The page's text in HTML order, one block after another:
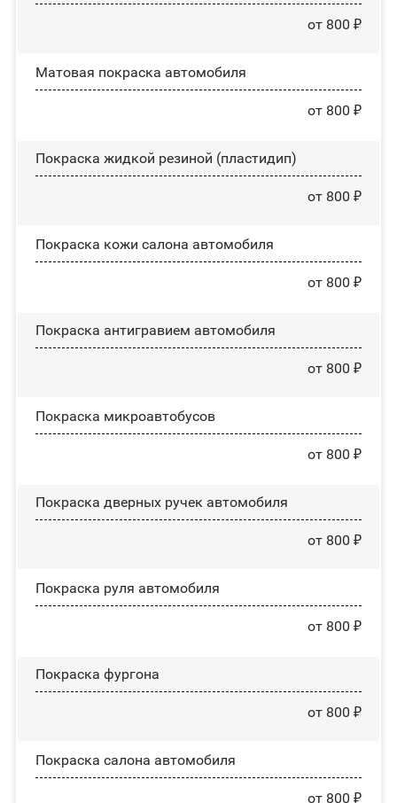
от 800 ₽
Матовая покраска автомобиля
от 800 ₽
Покраска жидкой резиной (пластидип)
от 800 ₽
Покраска кожи салона автомобиля
от 800 ₽
Покраска антигравием автомобиля
от 800 ₽
Покраска микроавтобусов
от 800 ₽
Покраска дверных ручек автомобиля
от 800 ₽
Покраска руля автомобиля
от 800 ₽
Покраска фургона
от 800 ₽
Покраска салона автомобиля
от 800 ₽